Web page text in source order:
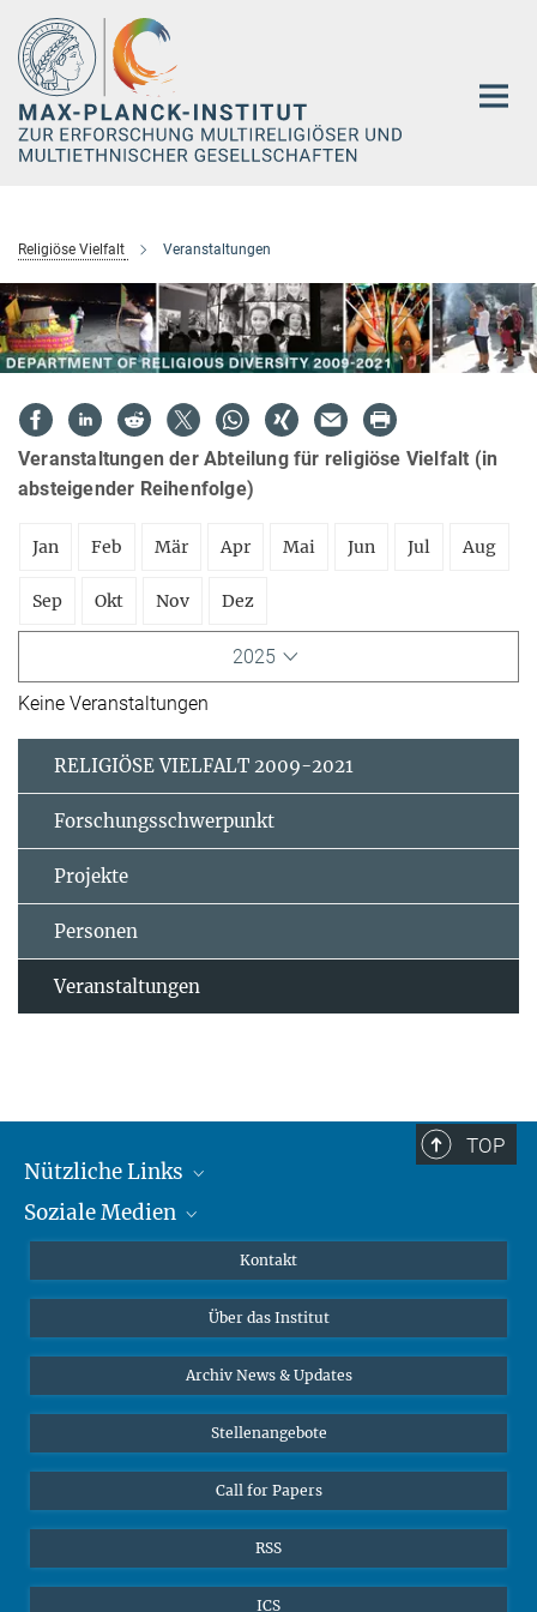
Hauptinhalt
Religiöse Vielfalt Veranstaltungen
Veranstaltungen der Abteilung für religiöse Vielfalt (in
absteigender Reihenfolge)
Jan Feb Mär Apr Mai Jun Jul Aug
Sep Okt Nov Dez
2025
Keine Veranstaltungen
RELIGIÖSE VIELFALT 2009-2021
Forschungsschwerpunkt
Projekte
Personen
Veranstaltungen
TOP
Nützliche Links
MMG Alumni Corner
Online-Vorträge
Interviews zum Thema "Diversity"
Soziale Medien
Bluesky
Kontakt
Über das Institut
Archiv News & Updates
Stellenangebote
Call for Papers
RSS
ICS